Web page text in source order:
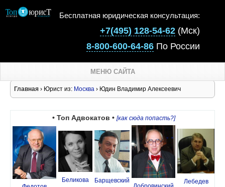
Бесплатная юридическая консультация:
+7(495) 128-54-62 (Мск)
8-800-600-64-86 По России
МЕНЮ САЙТА
Главная › Юрист из: Москва › Юдин Владимир Алексеевич
• Топ Адвокатов • [как сюда попасть?]
Беликова
Барщевский
Лебедев